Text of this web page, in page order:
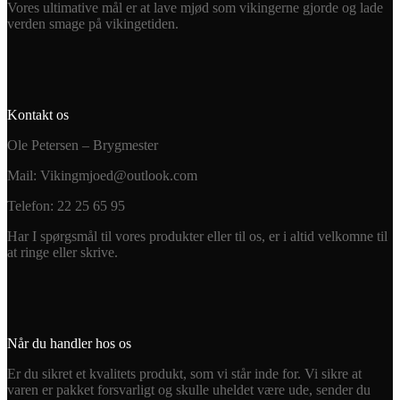
Vores ultimative mål er at lave mjød som vikingerne gjorde og lade
verden smage på vikingetiden.
Kontakt os
Ole Petersen – Brygmester
Mail: Vikingmjoed@outlook.com
Telefon: 22 25 65 95
Har I spørgsmål til vores produkter eller til os, er i altid velkomne til
at ringe eller skrive.
Når du handler hos os
Er du sikret et kvalitets produkt, som vi står inde for. Vi sikre at
varen er pakket forsvarligt og skulle uheldet være ude, sender du